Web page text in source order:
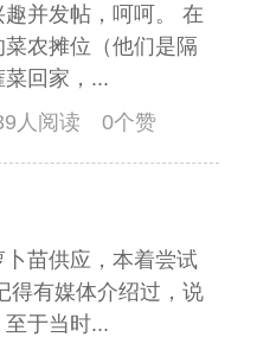
并发帖，呵呵。 在
农摊位（他们是隔
回家，...
人阅读 0个赞
苗供应，本着尝试
得有媒体介绍过，说
于当时...